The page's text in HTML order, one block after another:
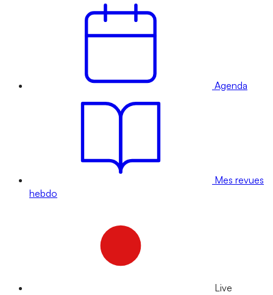
Agenda
Mes revues
hebdo
Live